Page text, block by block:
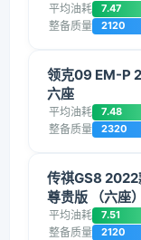
平均油耗 7.47
整备质量 2120
领克09 EM-P
六座
平均油耗 7.48
整备质量 2320
传祺GS8
尊贵版 （六座）
平均油耗 7.51
整备质量 2120